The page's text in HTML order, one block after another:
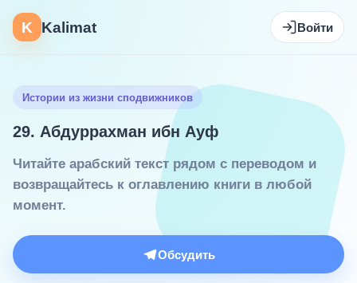
K Kalimat Войти
Истории из жизни сподвижников
29. Абдуррахман ибн Ауф
Читайте арабский текст рядом с переводом и
возвращайтесь к оглавлению книги в любой
момент.
Обсудить